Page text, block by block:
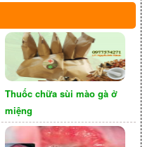
Thuốc chữa sùi mào gà ở
miệng